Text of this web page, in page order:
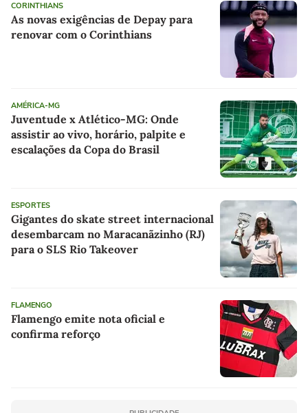
CORINTHIANS
As novas exigências de Depay para
renovar com o Corinthians
AMÉRICA-MG
Juventude x Atlético-MG: Onde
assistir ao vivo, horário, palpite e
escalações da Copa do Brasil
ESPORTES
Gigantes do skate street internacional
desembarcam no Maracanãzinho (RJ)
para o SLS Rio Takeover
FLAMENGO
Flamengo emite nota oficial e
confirma reforço